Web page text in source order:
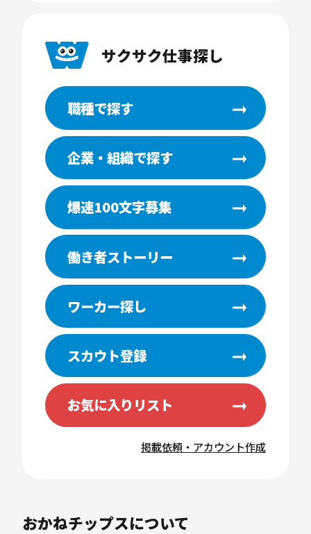
サクサク仕事探し
職種で探す
企業・組織で探す
爆速100文字募集
働き者ストーリー
ワーカー探し
スカウト登録
お気に入りリスト
掲載依頼・アカウント作成
おかねチップスについて